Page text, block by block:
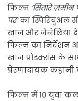
फिल्म ‘सितारे ज़मीन
पर’का स्पिरिचुअल
खान और जेनेलिया
फिल्म का निर्देशन
खान प्रोडक्शंस के
प्रेरणादायक कहानी
फिल्म में 10 युवा